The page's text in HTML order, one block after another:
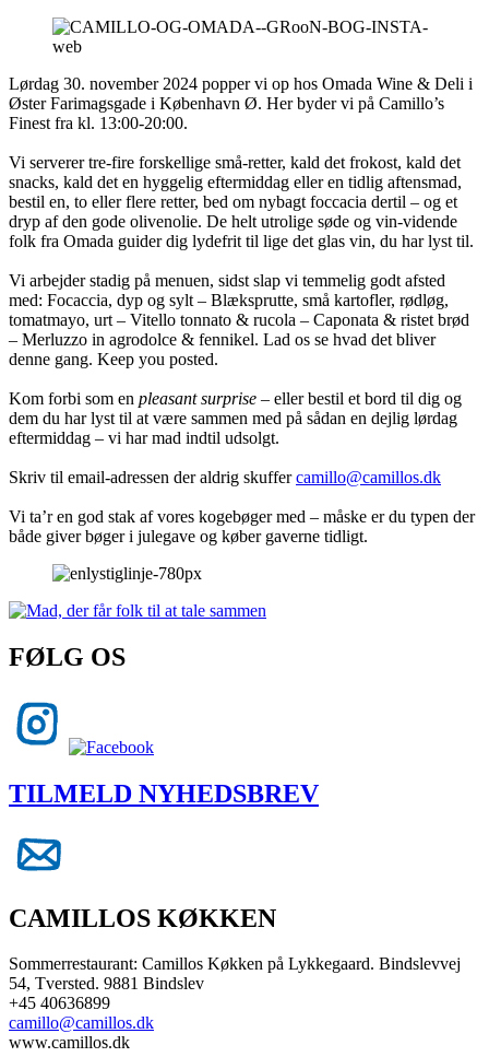
Lørdag 30. november 2024 popper vi op hos Omada Wine & Deli i
Øster Farimagsgade i København Ø. Her byder vi på Camillo’s
Finest fra kl. 13:00-20:00.
Vi serverer tre-fire forskellige små-retter, kald det frokost, kald det
snacks, kald det en hyggelig eftermiddag eller en tidlig aftensmad,
bestil en, to eller flere retter, bed om nybagt foccacia dertil – og et
dryp af den gode olivenolie. De helt utrolige søde og vin-vidende
folk fra Omada guider dig lydefrit til lige det glas vin, du har lyst til.
Vi arbejder stadig på menuen, sidst slap vi temmelig godt afsted
med: Focaccia, dyp og sylt – Blæksprutte, små kartofler, rødløg,
tomatmayo, urt – Vitello tonnato & rucola – Caponata & ristet brød
– Merluzzo in agrodolce & fennikel. Lad os se hvad det bliver
denne gang. Keep you posted.
Kom forbi som en pleasant surprise – eller bestil et bord til dig og
dem du har lyst til at være sammen med på sådan en dejlig lørdag
eftermiddag – vi har mad indtil udsolgt.
Skriv til email-adressen der aldrig skuffercamillo@camillos.dk
Vi ta’r en god stak af vores kogebøger med – måske er du typen der
både giver bøger i julegave og køber gaverne tidligt.
FØLG OS
TILMELD NYHEDSBREV
CAMILLOS KØKKEN
Sommerrestaurant: Camillos Køkken på Lykkegaard. Bindslevvej
54, Tversted. 9881 Bindslev
+45 40636899
camillo@camillos.dk
www.camillos.dk